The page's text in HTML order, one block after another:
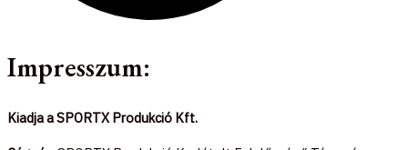
Impresszum:
Kiadja a SPORTX Produkció Kft.